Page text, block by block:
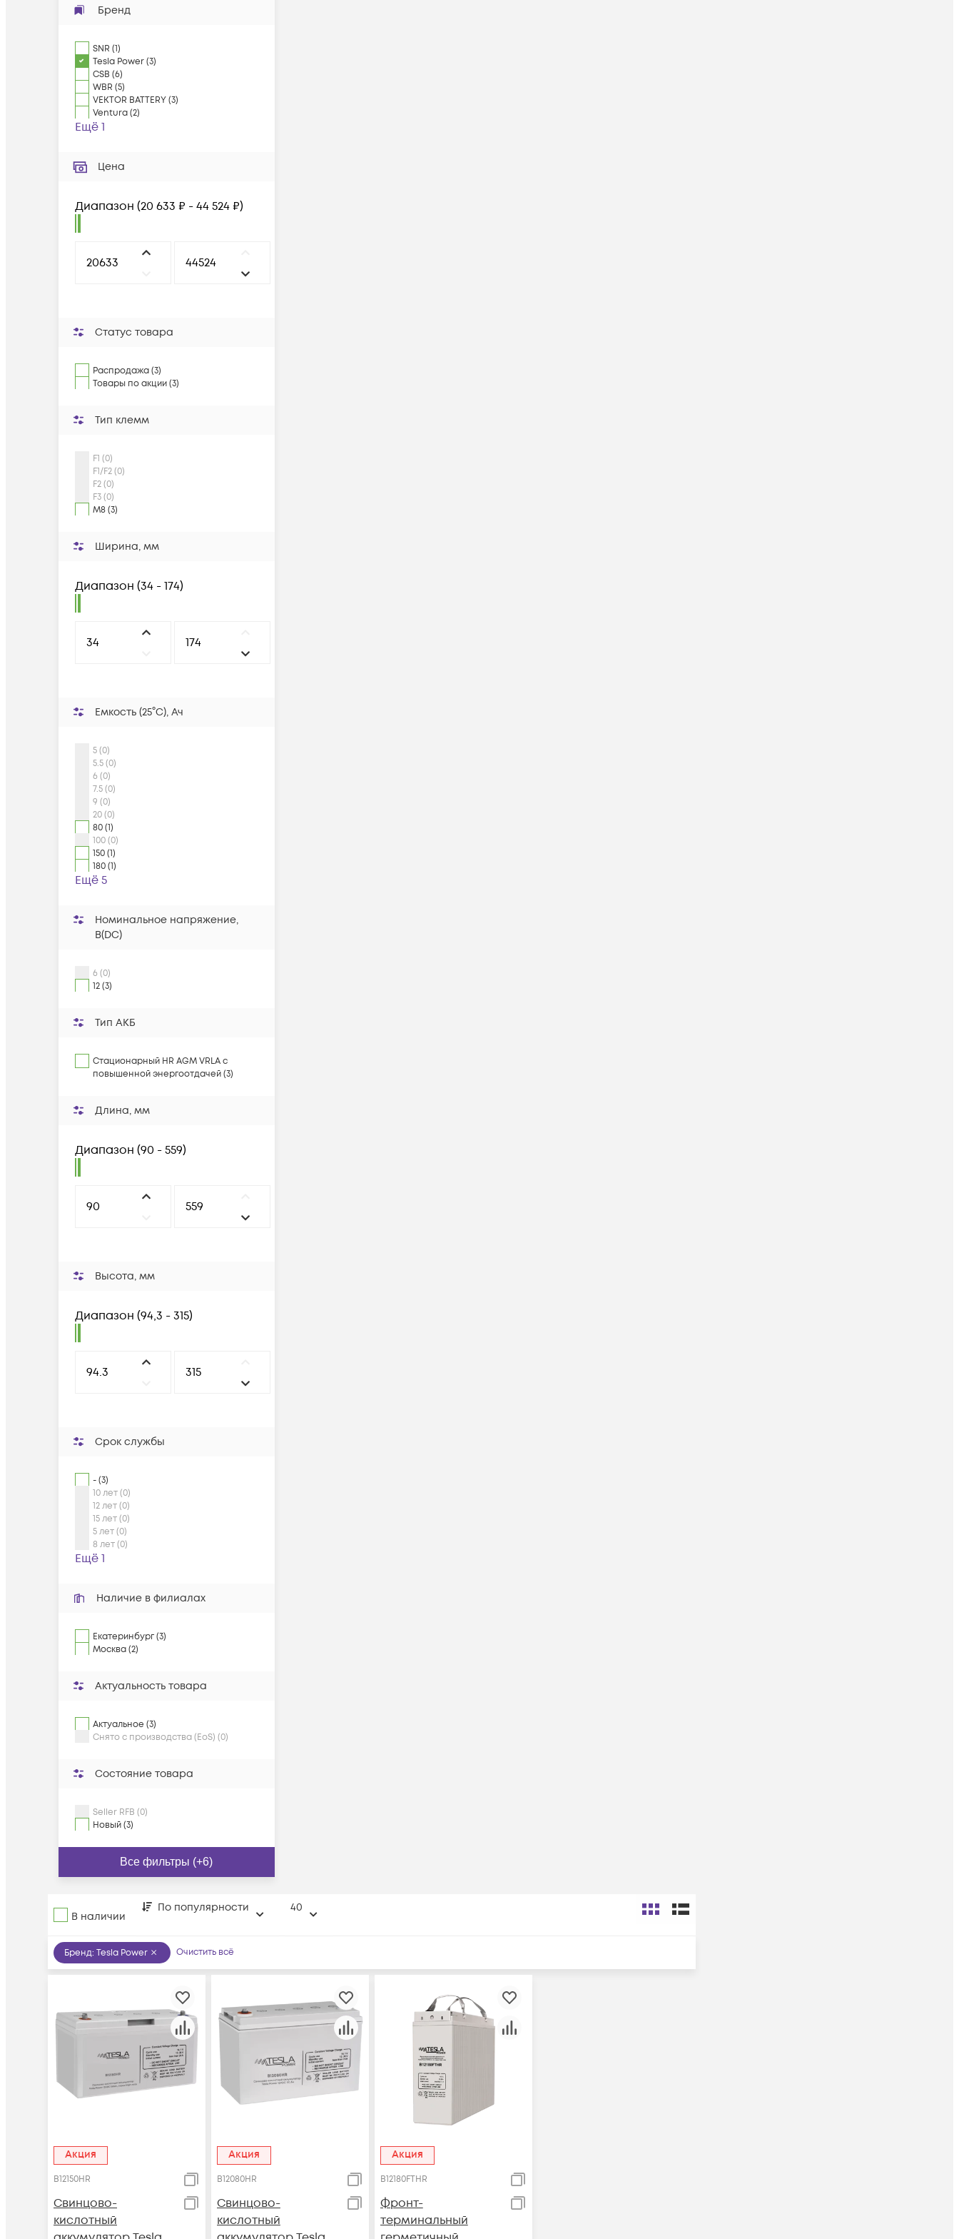
Бренд
SNR (1)
Tesla Power(3)
CSB (6)
WBR (5)
VEKTOR BATTERY(3)
Ventura(2)
Ещё 1
Цена
Диапазон (20 633 ₽ - 44 524 ₽)
Статус товара
Распродажа (3)
Товары по акции (3)
Тип клемм
F1 (0)
F1/F2 (0)
F2 (0)
F3 (0)
M8 (3)
Ширина, мм
Диапазон (34 - 174)
Емкость (25°С), Ач
5 (0)
5.5 (0)
6 (0)
7.5 (0)
9 (0)
20 (0)
80 (1)
100 (0)
150 (1)
180 (1)
Ещё 5
Номинальное напряжение,
В(DC)
6 (0)
12 (3)
Тип АКБ
Стационарный HR AGM VRLA с
повышенной энергоотдачей (3)
Длина, мм
Диапазон (90 - 559)
Высота, мм
Диапазон (94,3 - 315)
Срок службы
- (3)
10 лет (0)
12 лет (0)
15 лет (0)
5 лет (0)
8 лет (0)
Ещё 1
Наличие в филиалах
Екатеринбург (3)
Москва (2)
Актуальность товара
Актуальное (3)
Снято с производства (EoS) (0)
Состояние товара
Seller RFB (0)
Новый (3)
Все фильтры (+6)
В наличии
По популярности 40
Бренд: Tesla Power Очистить всё
Акция
B12150HR
Свинцово-
кислотный
Акция
B12080HR
Свинцово-
кислотный
Акция
B12180FTHR
Фронт-
терминальный